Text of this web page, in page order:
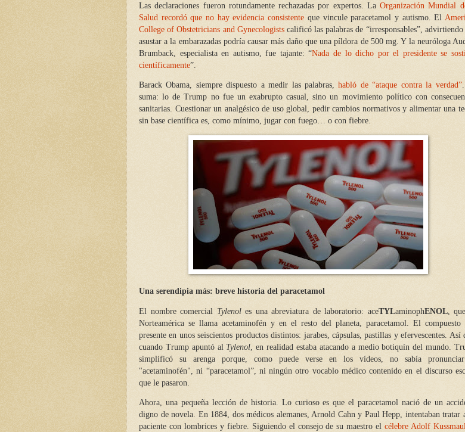
Las declaraciones fueron rotundamente rechazadas por expertos. LaOrganización Mundial
Salud recordó que no hay evidencia consistente que vincule paracetamol y autismo. El
College of Obstetricians and Gynecologistscalificó las palabras de “irresponsables”, advirtiendo
asustar a la embarazadas podría causar más daño que una píldora de 500 mg. Y la neuróloga
Brumback, especialista en autismo, fue tajante: “Nada de lo dicho por el presidente se
científicamente”.
Barack Obama, siempre dispuesto a medir las palabras,habló de “ataque contra la verdad”
suma: lo de Trump no fue un exabrupto casual, sino un movimiento político con
sanitarias. Cuestionar un analgésico de uso global, pedir cambios normativos y alimentar una
sin base científica es, como mínimo, jugar con fuego… o con fiebre.
Una serendipia más: breve historia del paracetamol
El nombre comercial Tylenoles una abreviatura de laboratorio: aceTYLaminophENOL,
Norteamérica se llama acetaminofén y en el resto del planeta, paracetamol. El compuesto
presente en unos seiscientos productos distintos: jarabes, cápsulas, pastillas y efervescentes. Así
cuando Trump apuntó al Tylenol , en realidad estaba atacando a medio botiquín del mundo.
simplificó su arenga porque, como puede verse en los vídeos, no sabía
"acetaminofén", ni “paracetamol”, ni ningún otro vocablo médico contenido en el discurso
que le pasaron.
Ahora, una pequeña lección de historia. Lo curioso es que el paracetamol nació de un
digno de novela. En 1884, dos médicos alemanes, Arnold Cahn y Paul Hepp, intentaban tratar
paciente con lombrices y fiebre. Siguiendo el consejo de su maestro elcélebre Adolf